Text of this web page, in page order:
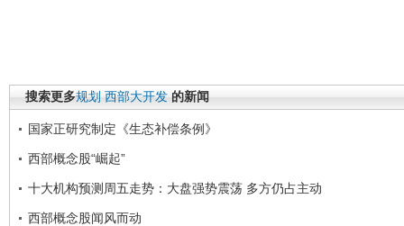
搜索更多规划 西部大开发 的新闻
国家正研究制定《生态补偿条例》
西部概念股“崛起”
十大机构预测周五走势：大盘强势震荡 多方仍占主动
西部概念股闻风而动